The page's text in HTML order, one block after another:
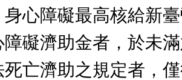
心障礙最高核給新
障礙濟助金者，於未
亡濟助之規定者，